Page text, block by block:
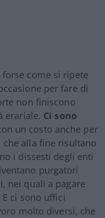
come si ripete
per fare di
non finiscono
erariale. Ci sono
un costo anche per
alla fine risultano
i dissesti degli enti
purgatori
nei quali a pagare
ci sono uffici
molto diversi, che